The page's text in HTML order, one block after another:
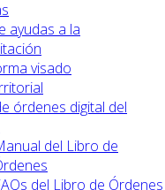
ayudas a la
visado
órdenes digital del
del Libro de
del Libro de Órdenes